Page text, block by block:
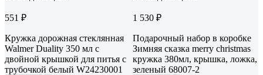
551 ₽
Кружка дорожная стеклянная
Walmer Duality 350 мл с
двойной крышкой для питья с
трубочкой белый W24230001
1 530 ₽
Подарочный набор в коробке
Зимняя сказка merry christmas
кружка 380мл, крышка, ложка,
зеленый 68007-2